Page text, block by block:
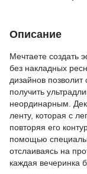
Описание
Мечтаете создать
без накладных
дизайнов позволит
получить
неординарным.
ленту, которая с
повторяя его
помощью
отслаиваясь на
каждая вечеринка